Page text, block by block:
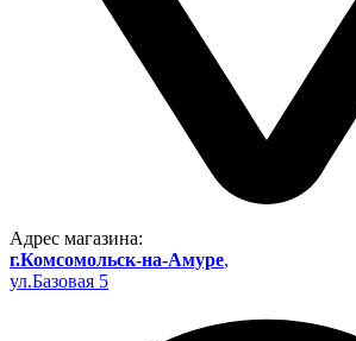
Адрес магазина:
г.Комсомольск-на-Амуре,
ул.Базовая 5